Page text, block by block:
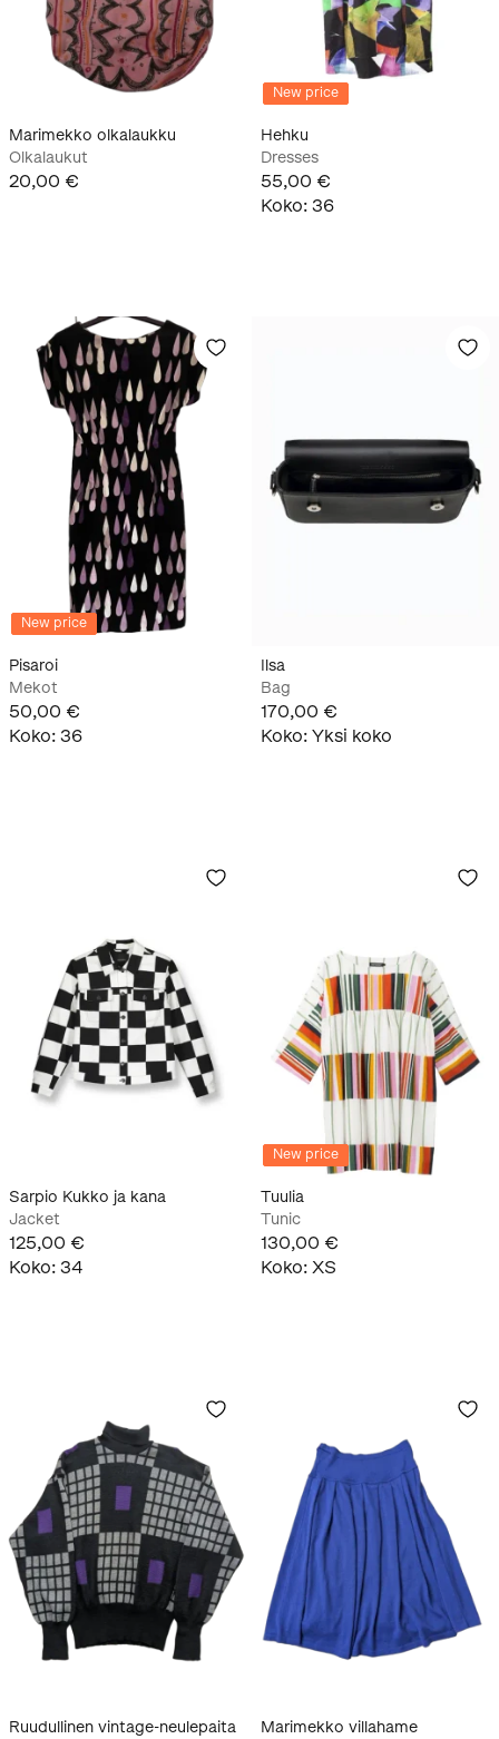
Marimekko olkalaukku
Olkalaukut
20,00 €
New price
Hehku
Dresses
55,00 €
Koko: 36
New price
Pisaroi
Mekot
50,00 €
Koko: 36
Ilsa
Bag
170,00 €
Koko: Yksi koko
Sarpio Kukko ja kana
Jacket
125,00 €
Koko: 34
New price
Tuulia
Tunic
130,00 €
Koko: XS
Ruudullinen vintage-neulepaita
Marimekko villahame